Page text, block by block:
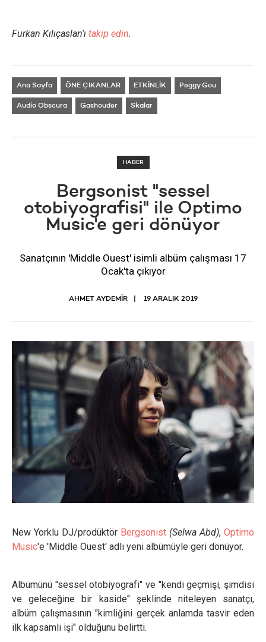
Furkan Kılıçaslan'ı takip edin.
Ana Sayfa ÖNE ÇIKANLAR ETKİNLİK Peggy Gou
Audio Obscura Gashouder Skalar
HABER
Bergsonist "sessel
otobiyografisi" ile Optimo
Music'e geri dönüyor
Sanatçının 'Middle Ouest' isimli albüm çalışması 17
Ocak'ta çıkıyor
AHMET AYDEMİR 19 ARALIK 2019
New Yorklu DJ/prodüktör Bergsonist (Selwa Abd), Optimo
Music'e 'Middle Ouest' adlı yeni albümüyle geri dönüyor.
Albümünü "sessel otobiyografi" ve "kendi geçmişi, şimdisi
ve geleceğine bir kaside" şeklinde niteleyen sanatçı,
albüm çalışmasının "kimliğini gerçek anlamda tasvir eden
ilk kapsamlı işi" olduğunu belirtti.